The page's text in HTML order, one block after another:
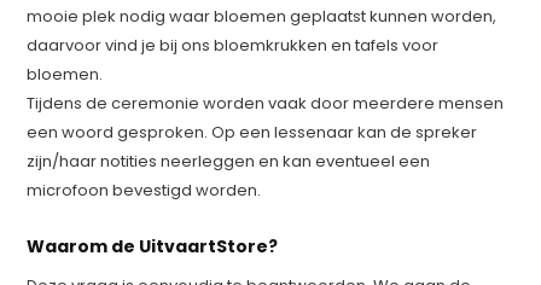
mooie plek nodig waar bloemen geplaatst kunnen worden,
daarvoor vind je bij ons bloemkrukken en tafels voor
bloemen.
Tijdens de ceremonie worden vaak door meerdere mensen
een woord gesproken. Op een lessenaar kan de spreker
zijn/haar notities neerleggen en kan eventueel een
microfoon bevestigd worden.
Waarom de UitvaartStore?